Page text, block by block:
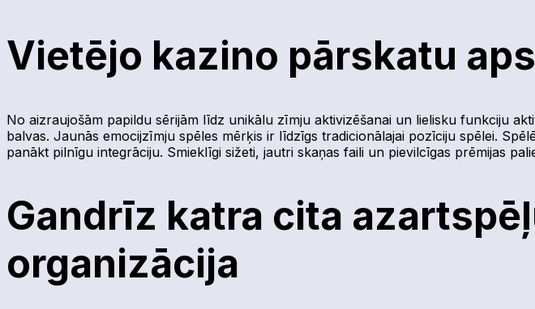
Vietējo kazino pārskatu
No aizraujošām papildu sērijām līdz unikālu zīmju aktivizēšanai un lielisku funkciju
balvas. Jaunās emocijzīmju spēles mērķis ir līdzīgs tradicionālajai pozīciju spēlei.
panākt pilnīgu integrāciju. Smieklīgi sižeti, jautri skaņas faili un pievilcīgas prēmijas
Gandrīz katra cita
organizācija